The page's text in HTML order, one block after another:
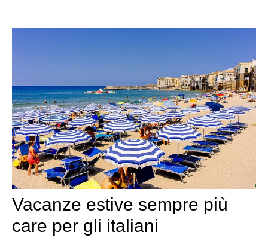
Vacanze estive sempre più
care per gli italiani